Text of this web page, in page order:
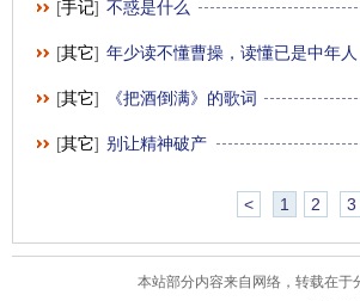
[手记] 不惑是什么
[其它] 年少读不懂曹操，读懂已是中年人
[其它] 《把酒倒满》的歌词
[其它] 别让精神破产
< 1 2 3
本站部分内容来自网络，转载在